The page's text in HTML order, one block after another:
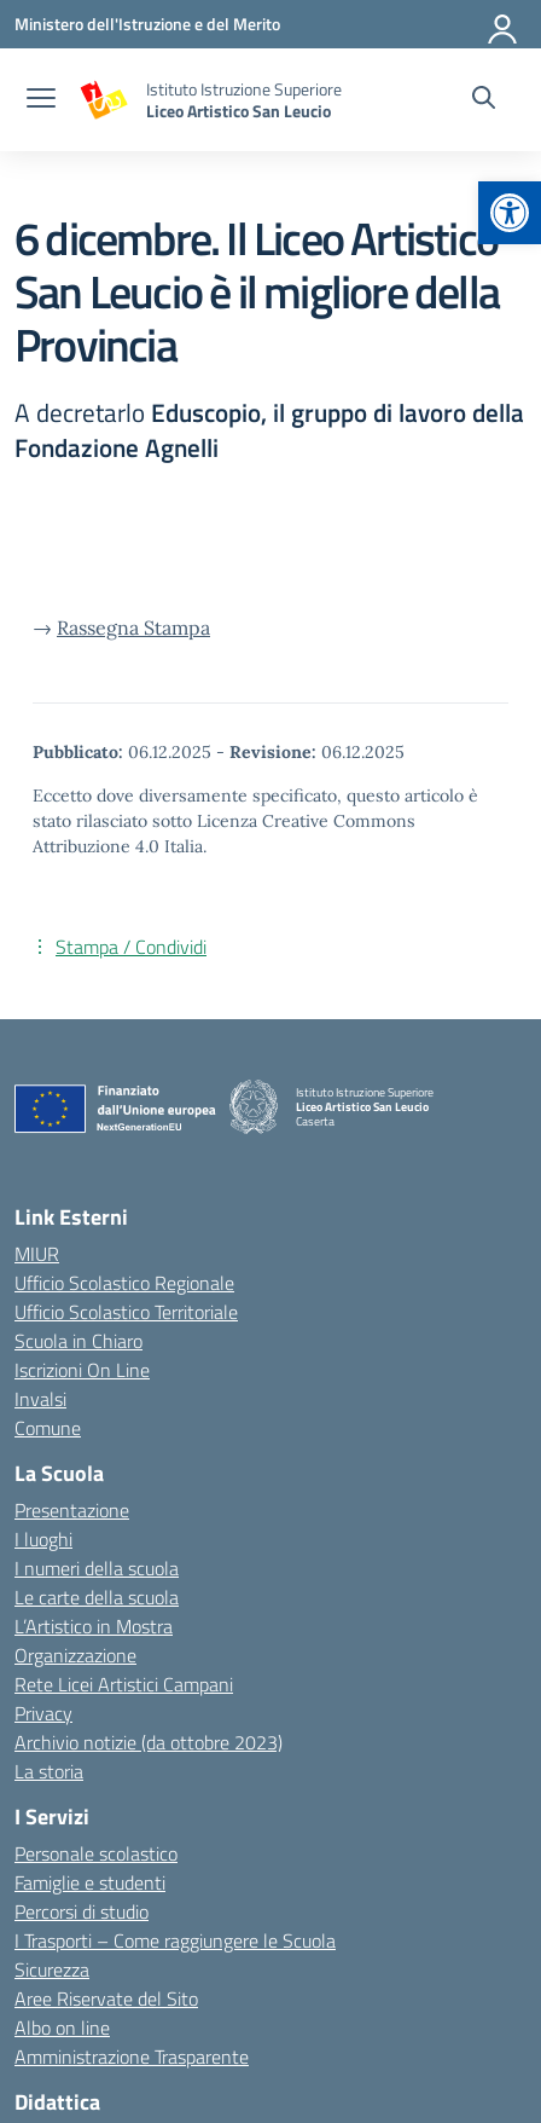
Vai ai contenuti
Vai al menu di navigazione
Vai al footer
Ministero dell'Istruzione e del Merito
Istituto Istruzione Superiore
Liceo Artistico San Leucio
6 dicembre. Il Liceo Artistico
San Leucio è il migliore della
Provincia
A decretarlo Eduscopio, il gruppo di lavoro della
Fondazione Agnelli
→ Rassegna Stampa
Pubblicato: 06.12.2025 - Revisione: 06.12.2025
Eccetto dove diversamente specificato, questo articolo è
stato rilasciato sotto Licenza Creative Commons
Attribuzione 4.0 Italia.
Stampa / Condividi
Istituto Istruzione Superiore
Liceo Artistico San Leucio
Caserta
Link Esterni
MIUR
Ufficio Scolastico Regionale
Ufficio Scolastico Territoriale
Scuola in Chiaro
Iscrizioni On Line
Invalsi
Comune
La Scuola
Presentazione
I luoghi
I numeri della scuola
Le carte della scuola
L’Artistico in Mostra
Organizzazione
Rete Licei Artistici Campani
Privacy
Archivio notizie (da ottobre 2023)
La storia
I Servizi
Personale scolastico
Famiglie e studenti
Percorsi di studio
I Trasporti – Come raggiungere le Scuola
Sicurezza
Aree Riservate del Sito
Albo on line
Amministrazione Trasparente
Didattica